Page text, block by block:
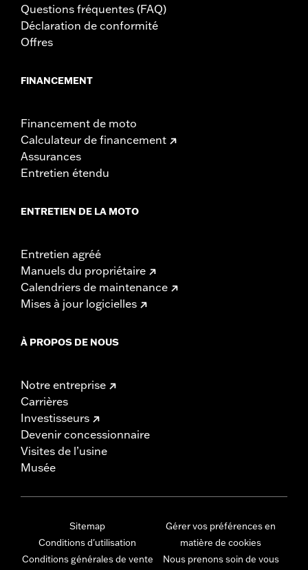
Questions fréquentes (FAQ)
Déclaration de conformité
Offres
FINANCEMENT
Financement de moto
Calculateur de financement
Assurances
Entretien étendu
ENTRETIEN DE LA MOTO
Entretien agréé
Manuels du propriétaire
Calendriers de maintenance
Mises à jour logicielles
À PROPOS DE NOUS
Notre entreprise
Carrières
Investisseurs
Devenir concessionnaire
Visites de l’usine
Musée
Sitemap
Conditions d'utilisation
Conditions générales de vente
Gérer vos préférences en
matière de cookies
Nous prenons soin de vous